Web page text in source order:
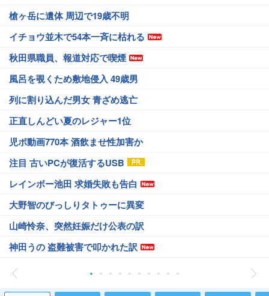
槍ヶ岳に遺体 周辺で19歳不明
イチョウ並木で54本一斉に枯れる
秋田県職員、報道対応で喫煙
風呂を覗くため敷地侵入 49歳男
列に割り込んだ男女 青ざめ逃亡
正直しんどい夏のレジャー1位
児ポ動画770本 酒飲ませ性加害か
注目 古いPCが復活するUSB
レインボー池田 求婚失敗も告白
大野智のびっしりタトゥーに異変
山崎怜奈、突然妊娠だけ公表の訳
神田うの 盗難被害で叩かれた訳